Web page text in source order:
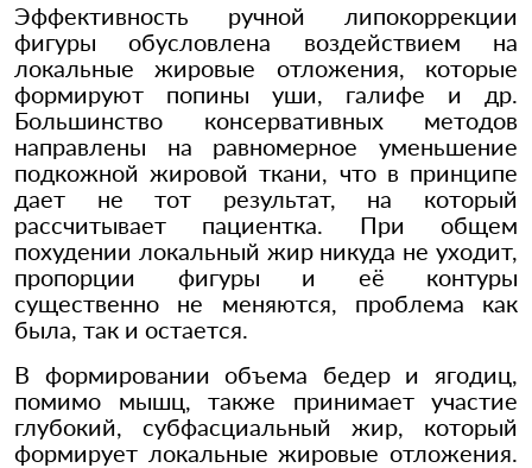
Эффективность ручной липокоррекции
фигуры обусловлена воздействием на
локальные жировые отложения, которые
формируют попины уши, галифе и др.
Большинство консервативных методов
направлены на равномерное уменьшение
подкожной жировой ткани, что в принципе
дает не тот результат, на который
рассчитывает пациентка. При общем
похудении локальный жир никуда не уходит,
пропорции фигуры и её контуры
существенно не меняются, проблема как
была, так и остается.
В формировании объема бедер и ягодиц,
помимо мышц, также принимает участие
глубокий, субфасциальный жир, который
формирует локальные жировые отложения.